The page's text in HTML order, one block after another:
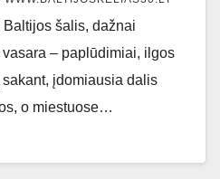
šalis, dažnai
– paplūdimiai, ilgos
įdomiausia dalis
o miestuose…